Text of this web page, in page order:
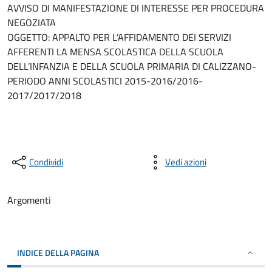
AVVISO DI MANIFESTAZIONE DI INTERESSE PER PROCEDURA
NEGOZIATA
OGGETTO: APPALTO PER L’AFFIDAMENTO DEI SERVIZI
AFFERENTI LA MENSA SCOLASTICA DELLA SCUOLA
DELL’INFANZIA E DELLA SCUOLA PRIMARIA DI CALIZZANO-
PERIODO ANNI SCOLASTICI 2015-2016/2016-
2017/2017/2018
Condividi Vedi azioni
Argomenti
INDICE DELLA PAGINA